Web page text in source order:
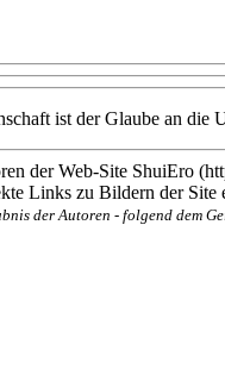
ist der Glaube an
Web-Site ShuiEro
Links zu Bildern der Site
der Autoren - folgend dem